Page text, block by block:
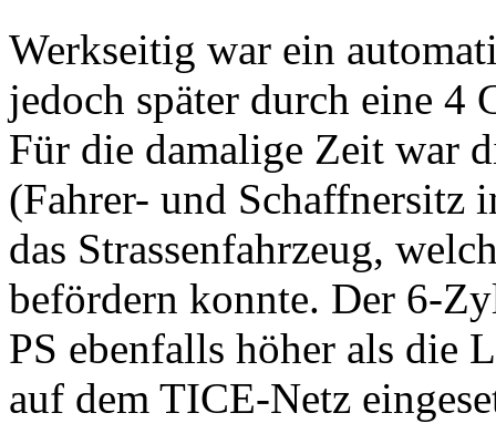
Werkseitig war ein
jedoch später durch eine 4
Für die damalige Zeit war
(Fahrer- und Schaffnersitz
das Strassenfahrzeug,
befördern konnte. Der 6-
PS ebenfalls höher als die
auf dem TICE-Netz